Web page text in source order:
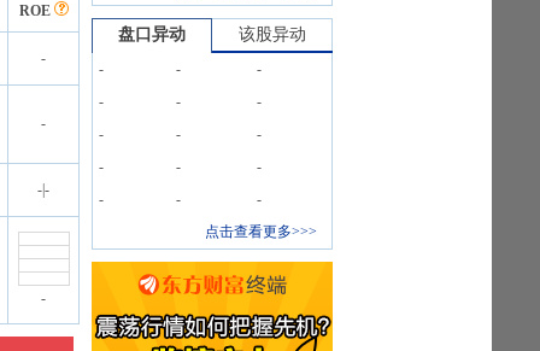
ROE
-
-
--
-
盘口异动 该股异动
- -
-
-
-
-
-
-
-
-
-
-
-
-
-
点击查看更多>>>